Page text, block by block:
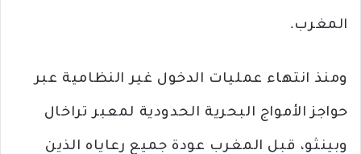
المغرب.
ومنذ انتهاء عمليات الدخول غير النظامية عبر
حواجز الأمواج البحرية الحدودية لمعبر تراخال
وبينثو، قبل المغرب عودة جميع رعاياه الذين